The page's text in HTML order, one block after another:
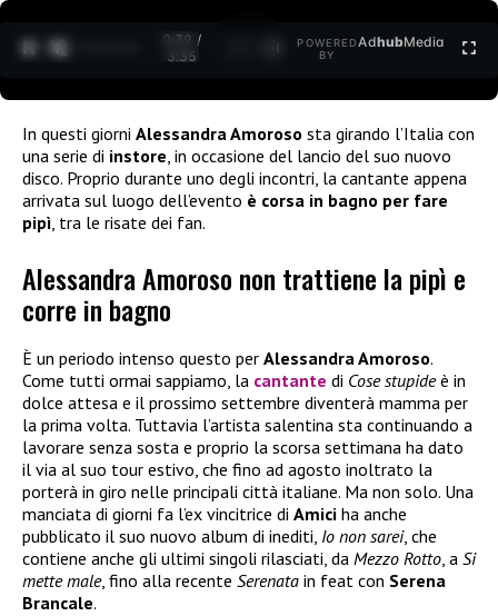
0:40 /
3:35
POWERED
BY
AdhubMedia
In questi giorni Alessandra Amoroso sta girando l’Italia con
una serie di instore , in occasione del lancio del suo nuovo
disco. Proprio durante uno degli incontri, la cantante appena
arrivata sul luogo dell’evento è corsa in bagno per fare
pipì , tra le risate dei fan.
Alessandra Amoroso non trattiene la pipì e
corre in bagno
È un periodo intenso questo per Alessandra Amoroso.
Come tutti ormai sappiamo, la cantante di Cose stupideè in
dolce attesa e il prossimo settembre diventerà mamma per
la prima volta. Tuttavia l’artista salentina sta continuando a
lavorare senza sosta e proprio la scorsa settimana ha dato
il via al suo tour estivo, che fino ad agosto inoltrato la
porterà in giro nelle principali città italiane. Ma non solo. Una
manciata di giorni fa l’ex vincitrice di Amici ha anche
pubblicato il suo nuovo album di inediti, Io non sarei, che
contiene anche gli ultimi singoli rilasciati, da Mezzo Rotto, a Si
mette male, fino alla recente Serenata in feat con Serena
Brancale.